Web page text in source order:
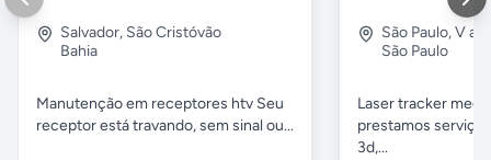
Salvador, São Cristóvão
Bahia
Manutenção em receptores htv Seu
receptor está travando, sem sinal ou...
São Paulo,V
São Paulo
Laser tracker
prestamos
3d,...